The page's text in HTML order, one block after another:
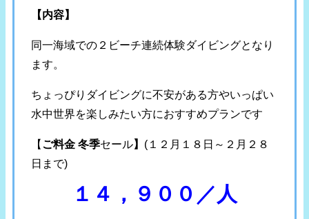
【内容】
同一海域での２ビーチ連続体験ダイビングとなり
ます。
ちょっぴりダイビングに不安がある方やいっぱい
水中世界を楽しみたい方におすすめプランです
【 ご料金 冬季セール】 (１２月１８日～２月２８
日まで)
１４，９００／人